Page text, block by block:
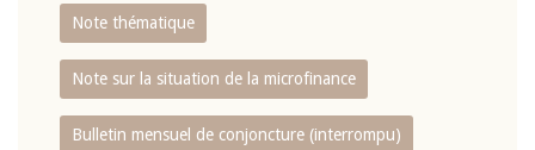
Note thématique
Note sur la situation de la microfinance
Bulletin mensuel de conjoncture (interrompu)